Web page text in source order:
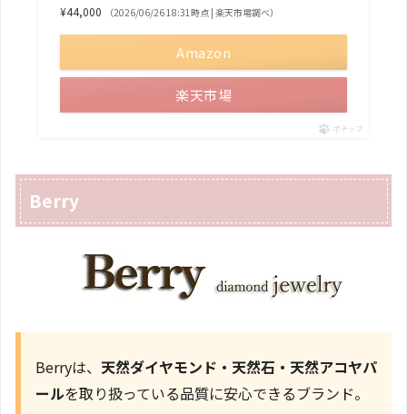
¥44,000
（2026/06/26 18:31時点 | 楽天市場調べ）
Amazon
楽天市場
ポチップ
Berry
Berryは、 天然ダイヤモンド・天然石・天然アコヤパ
ールを取り扱っている品質に安心できるブランド。